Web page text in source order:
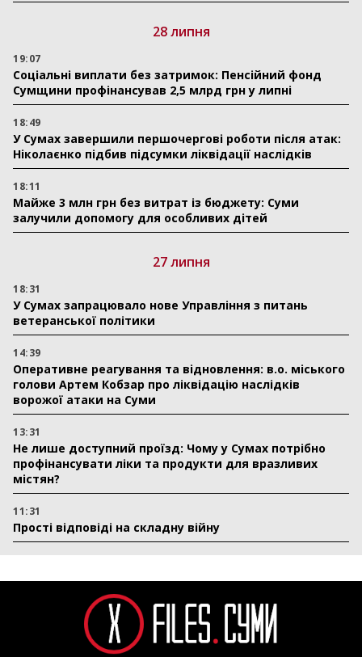
28 липня
19:07
Соціальні виплати без затримок: Пенсійний фонд
Сумщини профінансував 2,5 млрд грн у липні
18:49
У Сумах завершили першочергові роботи після атак:
Ніколаєнко підбив підсумки ліквідації наслідків
18:11
Майже 3 млн грн без витрат із бюджету: Суми
залучили допомогу для особливих дітей
27 липня
18:31
У Сумах запрацювало нове Управління з питань
ветеранської політики
14:39
Оперативне реагування та відновлення: в.о. міського
голови Артем Кобзар про ліквідацію наслідків
ворожої атаки на Суми
13:31
Не лише доступний проїзд: Чому у Сумах потрібно
профінансувати ліки та продукти для вразливих
містян?
11:31
Прості відповіді на складну війну